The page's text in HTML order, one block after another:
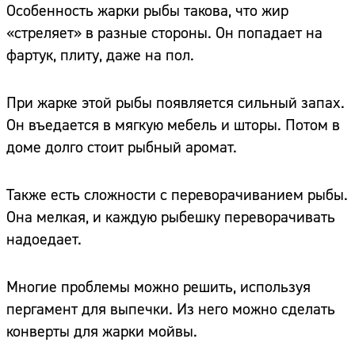
Особенность жарки рыбы такова, что жир
«стреляет» в разные стороны. Он попадает на
фартук, плиту, даже на пол.
При жарке этой рыбы появляется сильный запах.
Он въедается в мягкую мебель и шторы. Потом в
доме долго стоит рыбный аромат.
Также есть сложности с переворачиванием рыбы.
Она мелкая, и каждую рыбешку переворачивать
надоедает.
Многие проблемы можно решить, используя
пергамент для выпечки. Из него можно сделать
конверты для жарки мойвы.